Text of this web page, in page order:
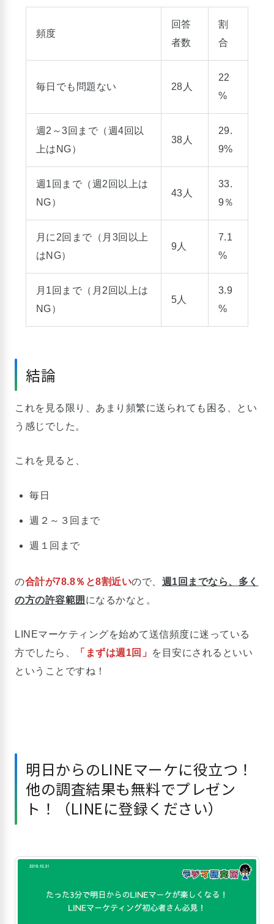
頻度
回答
者数
割
合
毎日でも問題ない 28人
22
%
週2～3回まで（週4回以
上はNG）
38人
29.
9%
週1回まで（週2回以上は
NG）
43人
33.
9％
月に2回まで（月3回以上
はNG）
9人
7.1
%
月1回まで（月2回以上は
NG）
5人
3.9
%
結論
これを見る限り、あまり頻繁に送られても困る、とい
う感じでした。
これを見ると、
毎日
週２～３回まで
週１回まで
の合計が78.8％と8割近いので、 週1回までなら、多く
の方の許容範囲 になるかなと。
LINEマーケティングを始めて送信頻度に迷っている
方でしたら、
「まずは週1回」
を目安にされるといい
ということですね！
明日からのLINEマーケに役立つ！
他の調査結果も無料でプレゼン
ト！（LINEに登録ください）